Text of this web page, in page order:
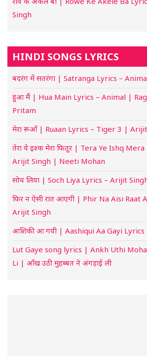
Singh
HINDI SONGS LYRICS
बदरंग में सतरंगा | Satranga Lyrics –
हुआ मैं | Hua Main Lyrics – Animal |
Pritam
मेरा रूआँ | Ruaan Lyrics – Tiger 3 |
तेरा ये इश्क मेरा फितूर | Tera Ye Ishq
Arijit Singh | Neeti Mohan
सोच लिया | Soch Liya Lyrics – Arijit
फिर न ऐसी रात आएगी | Phir Na Aisi Raat
Arijit Singh
आशिकी आ गयी | Aashiqui Aa Gayi
Lut Gaye song lyrics | Ankh Uthi
Li | आँख उठी मुहब्बत ने अंगड़ाई ली